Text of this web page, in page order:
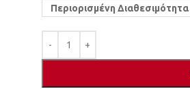
Περιορισμένη Διαθεσιμότητα